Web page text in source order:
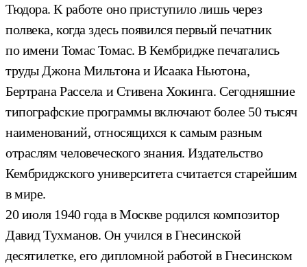
Тюдора. К работе оно приступило лишь через
полвека, когда здесь появился первый печатник
по имени Томас Томас. В Кембридже печатались
труды Джона Мильтона и Исаака Ньютона,
Бертрана Рассела и Стивена Хокинга. Сегодняшние
типографские программы включают более 50 тысяч
наименований, относящихся к самым разным
отраслям человеческого знания. Издательство
Кембриджского университета считается старейшим
в мире.
20 июля 1940 года в Москве родился композитор
Давид Тухманов. Он учился в Гнесинской
десятилетке, его дипломной работой в Гнесинском